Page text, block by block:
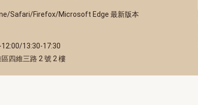
Safari/Firefox/Microsoft Edge 最新版本
13:30-17:30
四維三路 2 號 2 樓